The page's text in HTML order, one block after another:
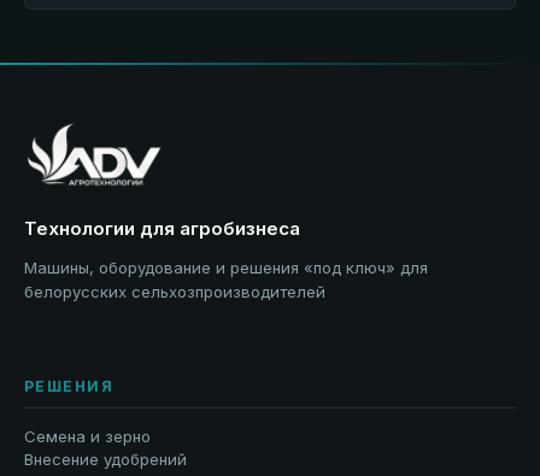
Технологии для агробизнеса
Машины, оборудование и решения «под ключ» для
белорусских сельхозпроизводителей
РЕШЕНИЯ
Семена и зерно
Внесение удобрений